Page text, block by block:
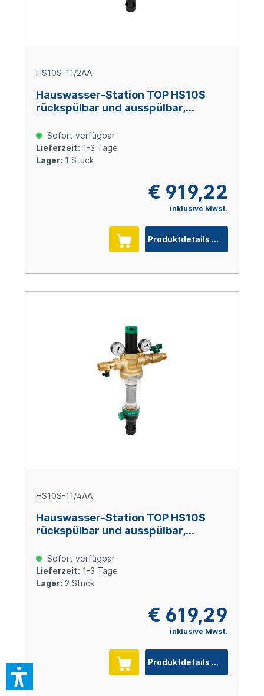
HS10S-11/2AA
Hauswasser-Station TOP HS10S
rückspülbar und ausspülbar,
Sofort verfügbar
Lieferzeit: 1-3 Tage
Lager: 1 Stück
€ 919,22
inklusive Mwst.
Produktdetails
HS10S-11/4AA
Hauswasser-Station TOP HS10S
rückspülbar und ausspülbar,
Sofort verfügbar
Lieferzeit: 1-3 Tage
Lager: 2 Stück
€ 619,29
inklusive Mwst.
Produktdetails